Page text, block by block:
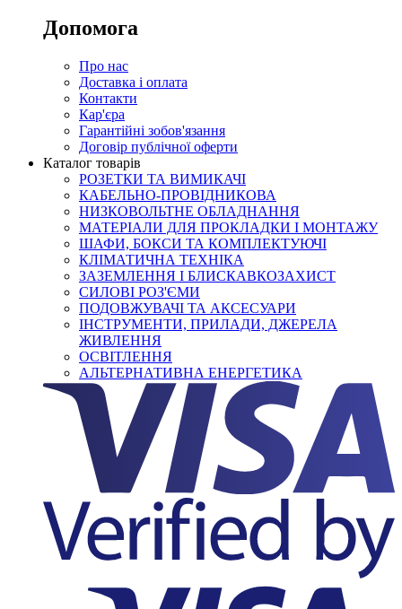
Допомога
Про нас
Доставка і оплата
Контакти
Кар'єра
Гарантійні зобов'язання
Договір публічної оферти
Каталог товарів
РОЗЕТКИ ТА ВИМИКАЧІ
КАБЕЛЬНО-ПРОВІДНИКОВА
НИЗКОВОЛЬТНЕ ОБЛАДНАННЯ
МАТЕРІАЛИ ДЛЯ ПРОКЛАДКИ І МОНТАЖУ
ШАФИ, БОКСИ ТА КОМПЛЕКТУЮЧІ
КЛІМАТИЧНА ТЕХНІКА
ЗАЗЕМЛЕННЯ І БЛИСКАВКОЗАХИСТ
СИЛОВІ РОЗ'ЄМИ
ПОДОВЖУВАЧІ ТА АКСЕСУАРИ
ІНСТРУМЕНТИ, ПРИЛАДИ, ДЖЕРЕЛА
ЖИВЛЕННЯ
ОСВІТЛЕННЯ
АЛЬТЕРНАТИВНА ЕНЕРГЕТИКА